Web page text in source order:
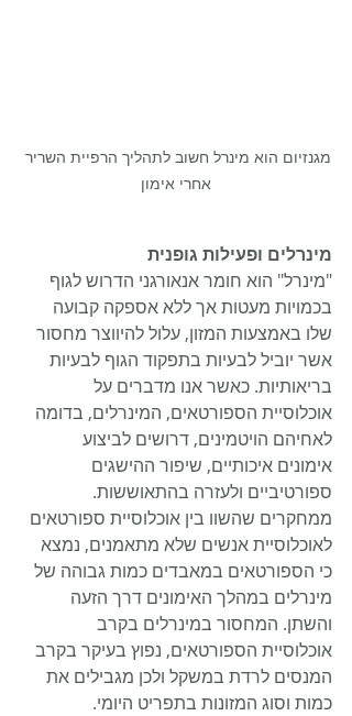
מגנזיום הוא מינרל חשוב לתהליך הרפיית השריר
אחרי אימון
מינרלים ופעילות גופנית
"מינרל" הוא חומר אנאורגני הדרוש לגוף
בכמויות מעטות אך ללא אספקה קבועה
שלו באמצעות המזון, עלול להיווצר מחסור
אשר יוביל לבעיות בתפקוד הגוף לבעיות
בריאותיות. כאשר אנו מדברים על
אוכלוסיית הספורטאים, המינרלים, בדומה
לאחיהם הויטמינים, דרושים לביצוע
אימונים איכותיים, שיפור ההישגים
ספורטיביים ולעזרה בהתאוששות.
ממחקרים שהשוו בין אוכלוסיית ספורטאים
לאוכלוסיית אנשים שלא מתאמנים, נמצא
כי הספורטאים במאבדים כמות גבוהה של
מינרלים במהלך האימונים דרך הזעה
והשתן. המחסור במינרלים בקרב
אוכלוסיית הספורטאים, נפוץ בעיקר בקרב
המנסים לרדת במשקל ולכן מגבילים את
כמות וסוג המזונות בתפריט היומי.